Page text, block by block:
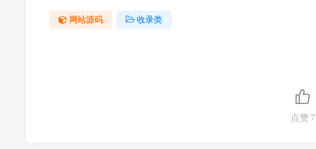
网站源码 收录类
点赞 7